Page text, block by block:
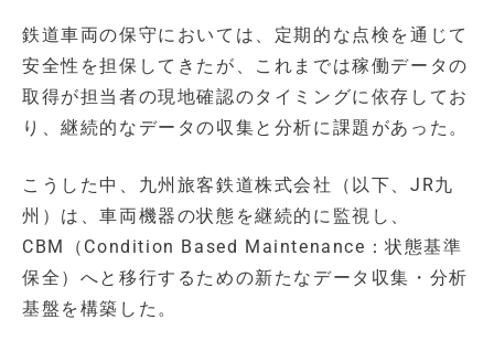
鉄道車両の保守においては、定期的な点検を通じて
安全性を担保してきたが、これまでは稼働データの
取得が担当者の現地確認のタイミングに依存してお
り、継続的なデータの収集と分析に課題があった。
こうした中、九州旅客鉄道株式会社（以下、JR九
州）は、車両機器の状態を継続的に監視し、
CBM（Condition Based Maintenance：状態基準
保全）へと移行するための新たなデータ収集・分析
基盤を構築した。